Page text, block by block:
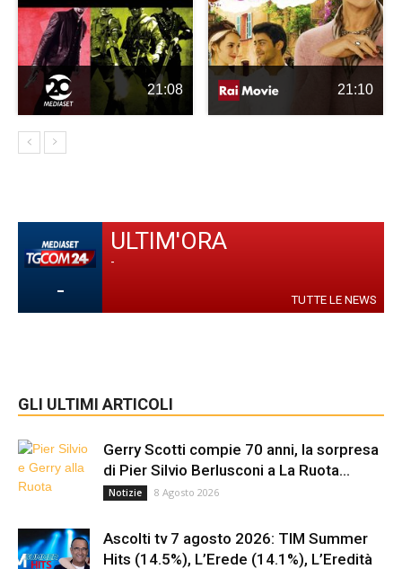
21:08 21:10
-
ULTIM'ORA
-
TUTTE LE NEWS
GLI ULTIMI ARTICOLI
Gerry Scotti compie 70 anni, la sorpresa
di Pier Silvio Berlusconi a La Ruota...
Notizie 8 Agosto 2026
Ascolti tv 7 agosto 2026: TIM Summer
Hits (14.5%), L’Erede (14.1%), L’Eredità